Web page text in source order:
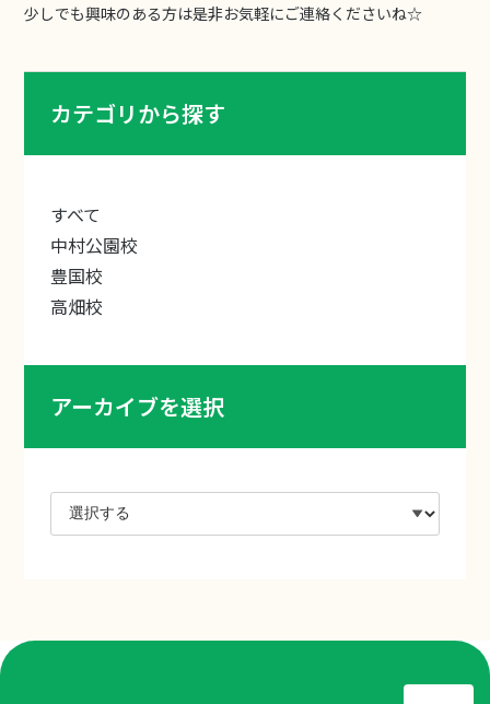
カテゴリから探す
すべて
中村公園校
豊国校
高畑校
アーカイブを選択
少しでも興味のある方は是非お気軽にご連絡くださいね☆